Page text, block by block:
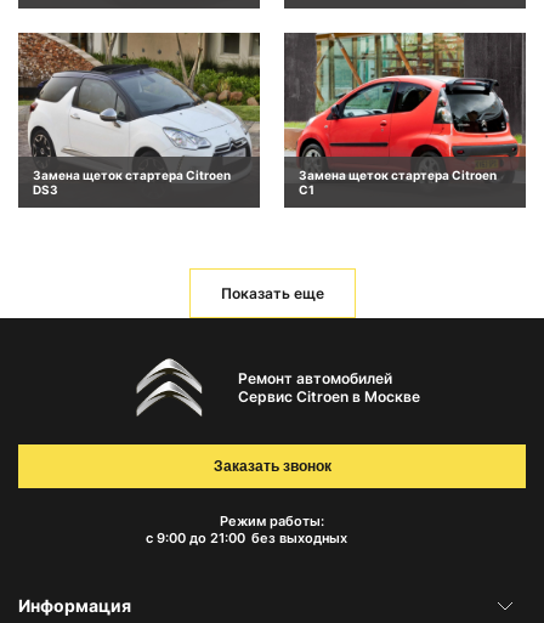
Замена щеток стартера Citroen
DS3
Замена щеток стартера Citroen
C1
Показать еще
Ремонт автомобилей
Сервис Citroen в Москве
Режим работы:
с 9:00 до 21:00 без выходных
Заказать звонок
Информация